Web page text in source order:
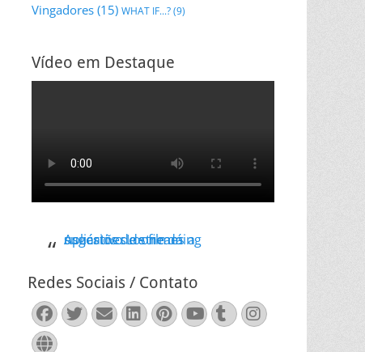
Vingadores (15) WHAT IF...? (9)
Vídeo em Destaque
Aplicativo Loone dá sugestões de filmes a usuários de streaming
Redes Sociais / Contato
Facebook
Twitter
EmailLinkedIn
Pinterest
YouTube
TumblrInstagram
Website